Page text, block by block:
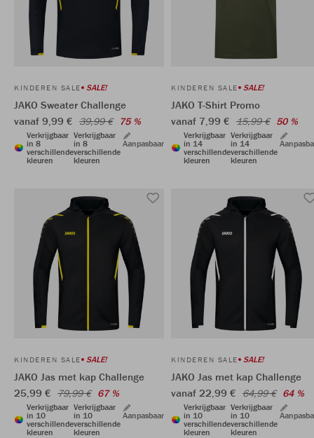
KINDEREN SALE SALE!
JAKO Sweater Challenge
vanaf 9,99 € 39,99 € 75 %
Verkrijgbaar
in 8
verschillende
kleuren
Verkrijgbaar
in 8
verschillende
kleuren
Aanpasbaar
KINDEREN SALE SALE!
JAKO T-Shirt Promo
vanaf 7,99 € 15,99 € 50 %
Verkrijgbaar
in 14
verschillende
kleuren
Verkrijgbaar
in 14
verschillende
kleuren
KINDEREN SALE SALE!
JAKO Jas met kap Challenge
25,99 € 79,99 € 67 %
Verkrijgbaar
in 10
verschillende
kleuren
Verkrijgbaar
in 10
verschillende
kleuren
Aanpasbaar
KINDEREN SALE SALE!
JAKO Jas met kap Challenge
vanaf 22,99 € 64,99 € 64 %
Verkrijgbaar
in 10
verschillende
kleuren
Verkrijgbaar
in 10
verschillende
kleuren